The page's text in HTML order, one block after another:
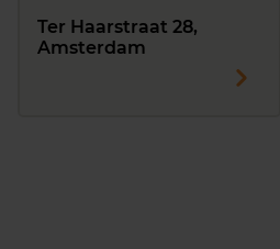
Ter Haarstraat 28,
Amsterdam